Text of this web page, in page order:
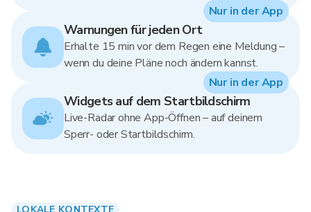
Warnungen für jeden Ort
Erhalte 15 min vor dem Regen eine Meldung –
wenn du deine Pläne noch ändern kannst.
Nur in der App
Widgets auf dem Startbildschirm
Live-Radar ohne App-Öffnen – auf deinem
Sperr- oder Startbildschirm.
Nur in der App